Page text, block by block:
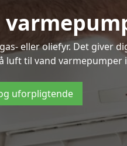
eller oliefyr. Det giver
til vand
uforpligtende